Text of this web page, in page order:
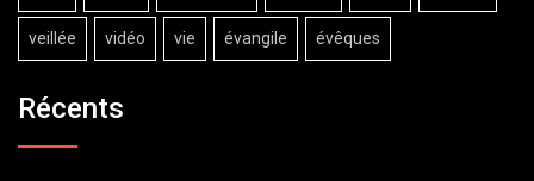
veillée vidéo vie évangile évêques
Récents